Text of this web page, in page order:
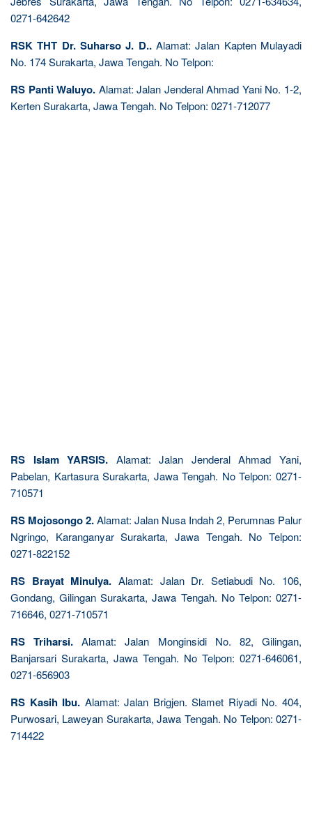
0271-642642
RSK THT Dr. Suharso J. D..Alamat: Jalan Kapten Mulayadi
No. 174 Surakarta, Jawa Tengah. No Telpon:
RS Panti Waluyo. Alamat: Jalan Jenderal Ahmad Yani No. 1-2,
Kerten Surakarta, Jawa Tengah. No Telpon: 0271-712077
RS Islam YARSIS. Alamat: Jalan Jenderal Ahmad Yani,
Pabelan, Kartasura Surakarta, Jawa Tengah. No Telpon: 0271-
710571
RS Mojosongo 2.Alamat: Jalan Nusa Indah 2, Perumnas Palur
Ngringo, Karanganyar Surakarta, Jawa Tengah. No Telpon:
0271-822152
RS Brayat Minulya. Alamat: Jalan Dr. Setiabudi No. 106,
Gondang, Gilingan Surakarta, Jawa Tengah. No Telpon: 0271-
716646, 0271-710571
RS Triharsi. Alamat: Jalan Monginsidi No. 82, Gilingan,
Banjarsari Surakarta, Jawa Tengah. No Telpon: 0271-646061,
0271-656903
RS Kasih Ibu. Alamat: Jalan Brigjen. Slamet Riyadi No. 404,
Purwosari, Laweyan Surakarta, Jawa Tengah. No Telpon: 0271-
714422